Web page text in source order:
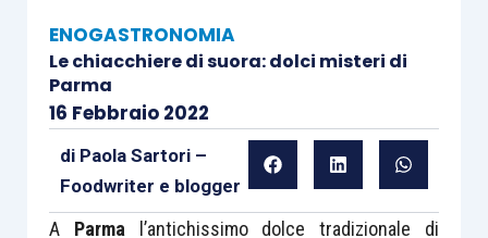
ENOGASTRONOMIA
Le chiacchiere di suora: dolci misteri di
Parma
16 Febbraio 2022
di Paola Sartori –
Foodwriter e blogger
A Parma l’antichissimo dolce tradizionale di